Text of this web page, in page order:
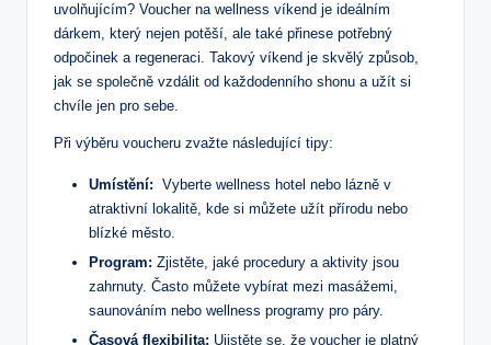
uvolňujícím? Voucher na ⁢wellness víkend je ideálním
dárkem, který nejen potěší, ale také přinese potřebný
odpočinek a regeneraci. Takový víkend⁤ je skvělý způsob,
jak se společně vzdálit od každodenního shonu a užít si
chvíle jen pro sebe.
Při výběru voucheru zvažte následující tipy:
Umístění: ​ Vyberte wellness hotel nebo lázně v
atraktivní lokalitě, kde si‌ můžete užít přírodu nebo⁣
blízké město.
Program: Zjistěte, jaké procedury a aktivity jsou
zahrnuty. Často můžete vybírat mezi masážemi,
saunováním nebo wellness programy pro páry.
Časová flexibilita: Ujistěte se, že voucher ⁢je ⁤platný